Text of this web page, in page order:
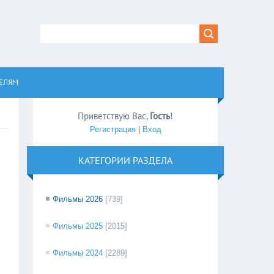
Приветствую Вас, Гость!
Регистрация| Вход
КАТЕГОРИИ РАЗДЕЛА
Фильмы 2026 [739]
Фильмы 2025 [2015]
Фильмы 2024 [2289]